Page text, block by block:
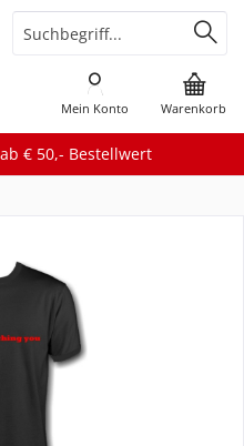
€ 50,- Bestellwert
Warenkorb
Mein Konto